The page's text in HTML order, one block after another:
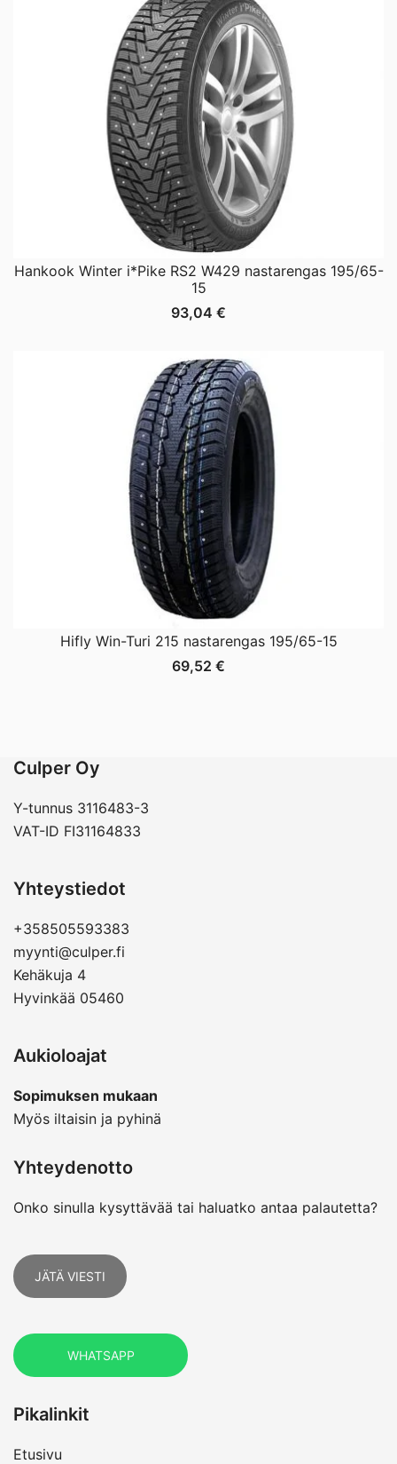
165,00 €.157,64 €.
Hankook Winter i*Pike RS2 W429 nastarengas 195/65-
15
93,04 €
Hifly Win-Turi 215 nastarengas 195/65-15
69,52 €
Culper Oy
Y-tunnus 3116483-3
VAT-ID FI31164833
Yhteystiedot
+358505593383
myynti@culper.fi
Kehäkuja 4
Hyvinkää 05460
Aukioloajat
Sopimuksen mukaan
Myös iltaisin ja pyhinä
Yhteydenotto
Onko sinulla kysyttävää tai haluatko antaa palautetta?
JÄTÄ VIESTI
WHATSAPP
Pikalinkit
Etusivu